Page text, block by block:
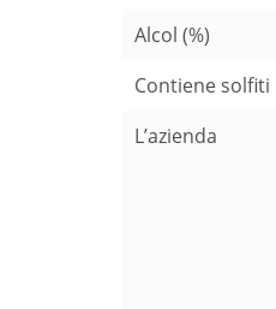
Alcol (%)
Contiene solfiti
L’azienda